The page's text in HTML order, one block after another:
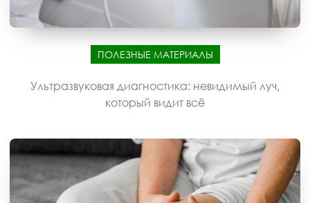
ПОЛЕЗНЫЕ МАТЕРИАЛЫ
Ультразвуковая диагностика: невидимый луч,
который видит всё